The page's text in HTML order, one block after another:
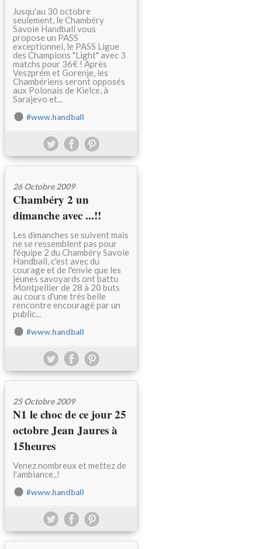
Jusqu'au 30 octobre
seulement, le Chambéry
Savoie Handball vous
propose un PASS
exceptionnel, le PASS Ligue
des Champions "Light" avec 3
matchs pour 36€ ! Après
Veszprém et Gorenje, les
Chambériens seront opposés
aux Polonais de Kielce, à
Sarajevo et...
#www.handball
26 Octobre 2009
Chambéry 2 un
dimanche avec ...!!
Les dimanches se suivent mais
ne se ressemblent pas pour
l'équipe 2 du Chambéry Savoie
Handball, c'est avec du
courage et de l'envie que les
jeunes savoyards ont battu
Montpellier de 28 à 20 buts
au cours d'une très belle
rencontre encouragé par un
public...
#www.handball
25 Octobre 2009
N1 le choc de ce jour 25
octobre Jean Jaures à
15heures
Venez nombreux et mettez de
l'ambiance..!
#www.handball